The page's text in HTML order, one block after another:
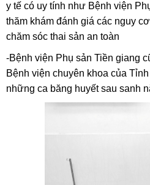
y tế có uy tính như Bệnh viện
thăm khám đánh giá các nguy
chăm sóc thai sản an toàn
-Bệnh viện Phụ sản Tiền giang
Bệnh viện chuyên khoa của
những ca băng huyết sau sanh